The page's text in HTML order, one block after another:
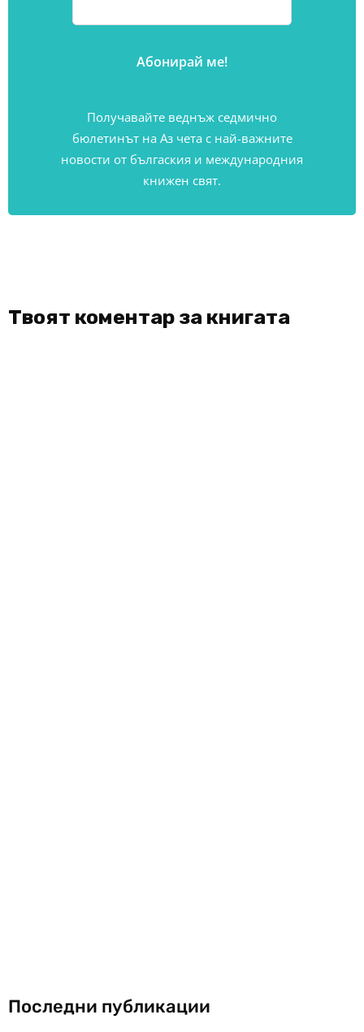
Получавайте веднъж седмично
бюлетинът на Аз чета с най-важните
новости от бългаския и международния
книжен свят.
Твоят коментар за книгата
Последни публикации